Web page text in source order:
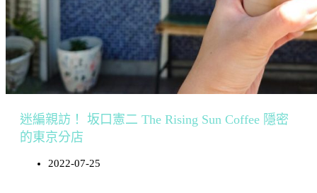
迷編親訪！ 坂口憲二 The Rising Sun Coffee 隱密
的東京分店
2022-07-25